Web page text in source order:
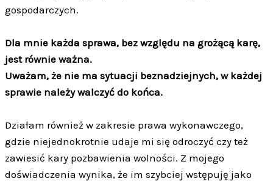
gospodarczych.
Dla mnie każda sprawa, bez względu na grożącą karę,
jest równie ważna.
Uważam, że nie ma sytuacji beznadziejnych, w każdej
sprawie należy walczyć do końca.
Działam również w zakresie prawa wykonawczego,
gdzie niejednokrotnie udaje mi się odroczyć czy też
zawiesić kary pozbawienia wolności. Z mojego
doświadczenia wynika, że im szybciej wstępuję jako